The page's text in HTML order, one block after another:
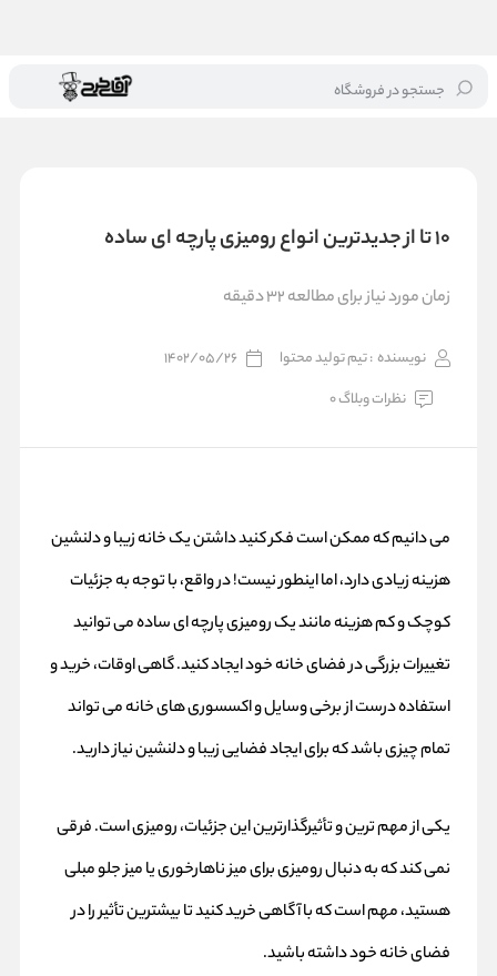
جستجو در فروشگاه خانه / بلاگ/10 تا از جدیدترین انواع رومیزی پارچه ای ساده
10 تا از جدیدترین انواع رومیزی پارچه ای ساده
زمان مورد نیاز برای مطالعه 32 دقیقه
نویسنده : تیم تولید محتوا
1402/05/26
نظرات وبلاگ 0
می دانیم که ممکن است فکر کنید داشتن یک خانه زیبا و دلنشین
هزینه زیادی دارد، اما اینطور نیست! در واقع، با توجه به جزئیات
کوچک و کم هزینه مانند یک رومیزی پارچه ای ساده می توانید
تغییرات بزرگی در فضای خانه خود ایجاد کنید. گاهی اوقات، خرید و
استفاده درست از برخی وسایل واکسسوریهای خانه می تواند
تمام چیزی باشد که برای ایجاد فضایی زیبا و دلنشین نیاز دارید.
یکی از مهم ترین و تأثیرگذارترین این جزئیات،رومیزیاست. فرقی
نمی کند که به دنبال رومیزی برای میز ناهارخوری یا میز جلو مبلی
هستید، مهم است که با آگاهی خرید کنید تا بیشترین تأثیر را در
فضای خانه خود داشته باشید.